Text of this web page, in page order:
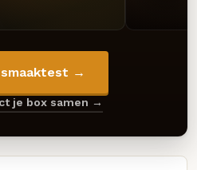
smaaktest →
je box samen →